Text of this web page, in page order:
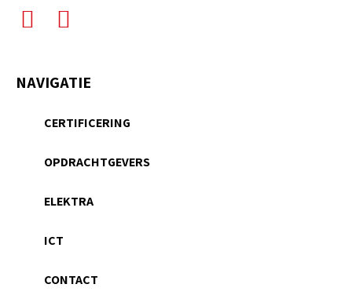
NAVIGATIE
CERTIFICERING
OPDRACHTGEVERS
ELEKTRA
ICT
CONTACT